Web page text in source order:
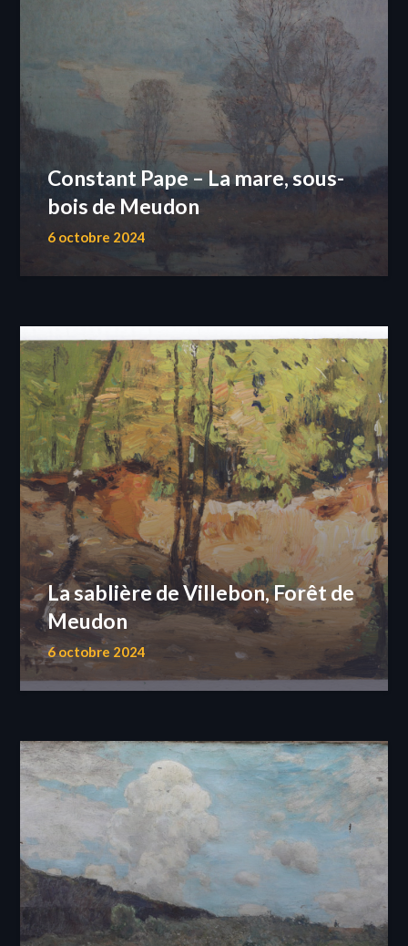
Constant Pape – La mare, sous-
bois de Meudon
6 octobre 2024
La sablière de Villebon, Forêt de
Meudon
6 octobre 2024